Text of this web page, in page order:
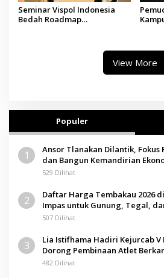
Seminar Vispol Indonesia
Bedah Roadmap
View More
Populer
1
Ansor Tlanakan Dilantik,
dan Bangun Kemandirian
529 Dilihat
2
Daftar Harga Tembakau 2026
Impas untuk Gunung, Tegal,
507 Dilihat
3
Lia Istifhama Hadiri Kejurcab V
Dorong Pembinaan Atlet
482 Dilihat